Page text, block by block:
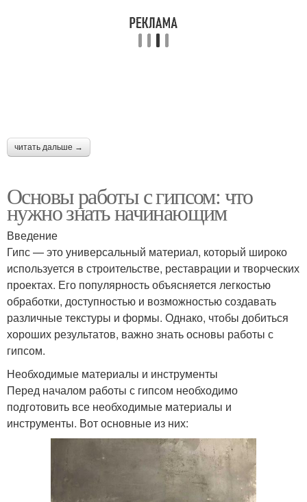
читать дальше →
Основы работы с гипсом: что
нужно знать начинающим
Введение
Гипс — это универсальный материал, который широко
используется в строительстве, реставрации и творческих
проектах. Его популярность объясняется легкостью
обработки, доступностью и возможностью создавать
различные текстуры и формы. Однако, чтобы добиться
хороших результатов, важно знать основы работы с
гипсом.
Необходимые материалы и инструменты
Перед началом работы с гипсом необходимо
подготовить все необходимые материалы и
инструменты. Вот основные из них: